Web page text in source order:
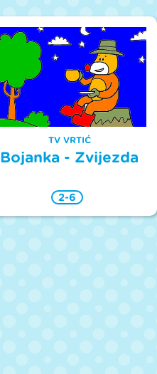
TV VRTIĆ
Bojanka - Zvijezda
2-6